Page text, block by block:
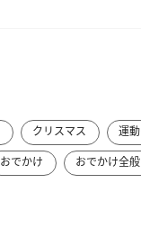
クリスマス
運動
おでかけ おでかけ全般